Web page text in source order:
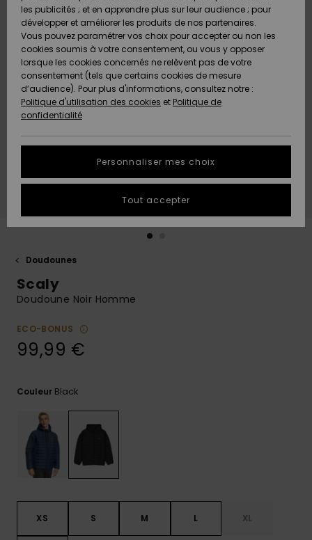
Snow
Nouveautés
A
Découvrir
Snow
Nouveautés
A
Découvrir
Communauté
A
Découvrir
Communauté
OUTLET
AIDE &
CONTACT
Cadeau
Quiksilver
Freedom
Protection
des
tailles
conversation
à votre
aux
les plus
fréquentes
et notre
Consulter
la FAQ
MAGASINS
QUIKSILVER
Doudounes
Scaly
Doudoune Noir Homme
ECO-BONUS
99,99 €
Couleur Black
XS S M L XL
les publicités ; et en apprendre plus sur leur audience ; pour
développer et améliorer les produits de nos partenaires.
Vous pouvez paramétrer vos choix pour accepter ou non les
cookies soumis à votre consentement, ou vous y opposer
lorsque les cookies concernés ne relèvent pas de votre
consentement (tels que certains cookies de mesure
d’audience). Pour plus d'informations, consultez notre :
Politique d'utilisation des cookies et Politique de
confidentialité
Personnaliser mes choix
Tout accepter